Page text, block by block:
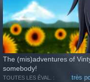
The (mis)adventures of
somebody!
TOUTES LES ÉVAL. : très